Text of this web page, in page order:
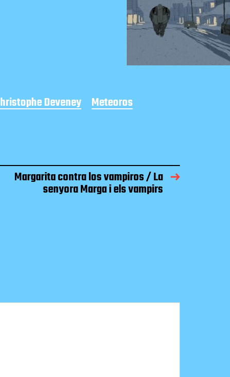
Deveney
Meteoros
Margarita contra los vampiros / La
senyora Marga i els vampirs